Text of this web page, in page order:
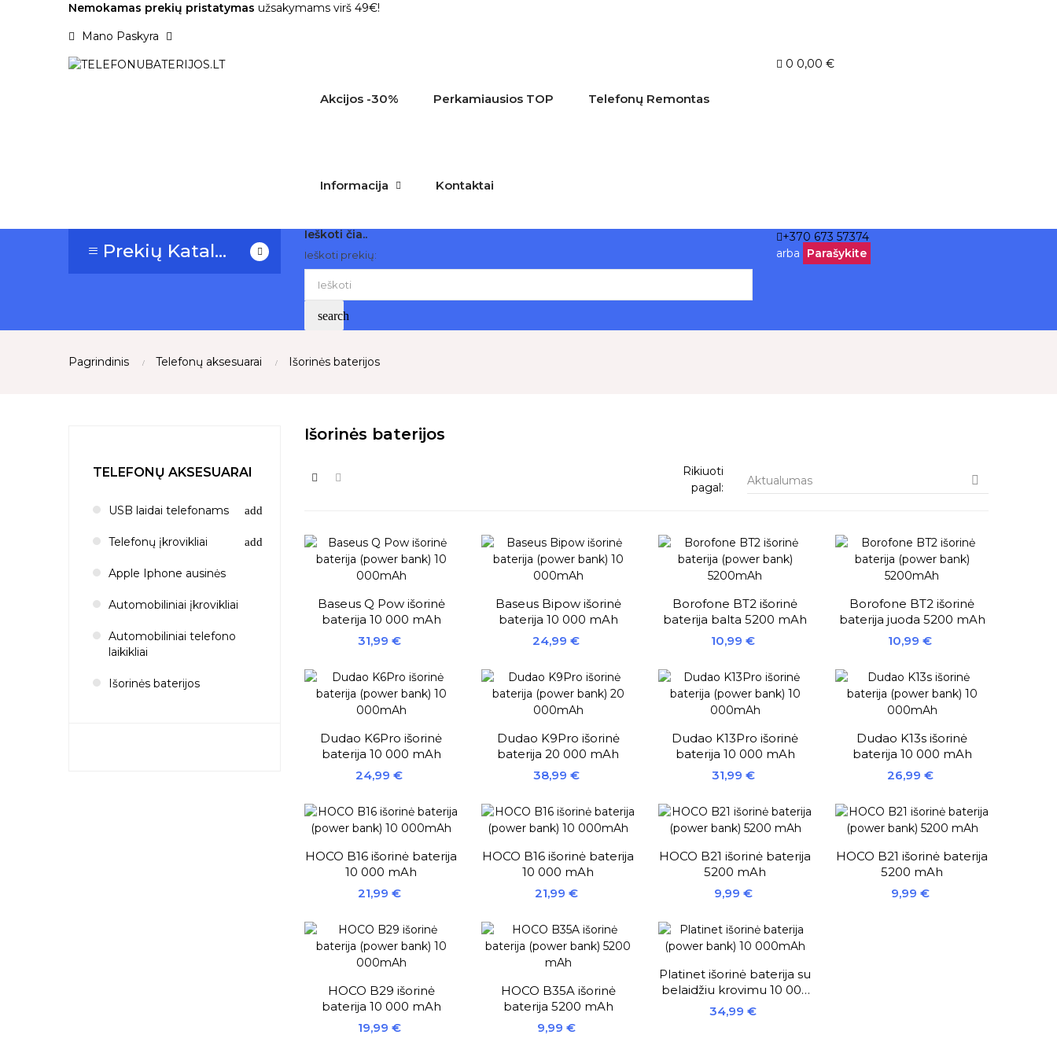
Nemokamas prekių pristatymas užsakymams virš 49€!
Mano Paskyra
Akcijos -30% Perkamiausios TOP Telefonų Remontas
Informacija Kontaktai
0 0,00 €
≡ Prekių Katalogas
Ieškoti čia..
Ieškoti prekių:
search
+370 673 57374
arba
Parašykite
Pagrindinis Telefonų aksesuarai Išorinės baterijos
TELEFONŲ AKSESUARAI
USB laidai telefonams
Telefonų įkrovikliai
Apple Iphone ausinės
Automobiliniai įkrovikliai
Automobiliniai telefono
laikikliai
Išorinės baterijos
Išorinės baterijos
Rikiuoti
pagal:
Aktualumas 
Baseus Q Pow išorinė
baterija 10 000 mAh
Kaina
31,99 €
Baseus Bipow išorinė
baterija 10 000 mAh
Kaina
24,99 €
Borofone BT2 išorinė
baterija balta 5200 mAh
Kaina
10,99 €
Borofone BT2 išorinė
baterija juoda 5200 mAh
Kaina
10,99 €
Dudao K6Pro išorinė
baterija 10 000 mAh
Kaina
24,99 €
Dudao K9Pro išorinė
baterija 20 000 mAh
Kaina
38,99 €
Dudao K13Pro išorinė
baterija 10 000 mAh
Kaina
31,99 €
Dudao K13s išorinė
baterija 10 000 mAh
Kaina
26,99 €
HOCO B16 išorinė baterija
10 000 mAh
Kaina
21,99 €
HOCO B16 išorinė baterija
10 000 mAh
Kaina
21,99 €
HOCO B21 išorinė baterija
5200 mAh
Kaina
9,99 €
HOCO B21 išorinė baterija
5200 mAh
Kaina
9,99 €
HOCO B29 išorinė
baterija 10 000 mAh
Kaina
19,99 €
HOCO B35A išorinė
baterija 5200 mAh
Kaina
9,99 €
Platinet išorinė baterija su
belaidžiu krovimu 10 000
mAh
Kaina
34,99 €